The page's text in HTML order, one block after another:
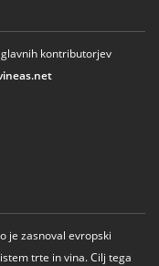
kontributorjev
je zasnoval evropski
trte in vina. Cilj tega